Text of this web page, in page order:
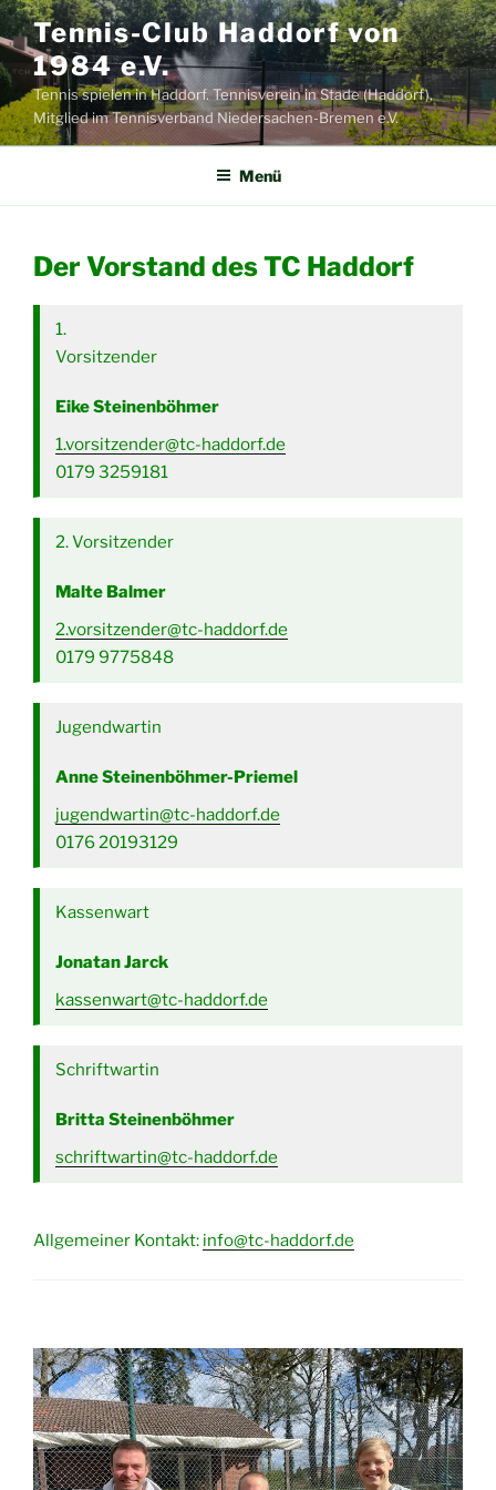
Zum
Inhalt
springen
Tennis-Club Haddorf von
1984 e.V.
Tennis spielen in Haddorf. Tennisverein in Stade (Haddorf),
Mitglied im Tennisverband Niedersachen-Bremen e.V.
Menü
Der Vorstand des TC Haddorf
1.
Vorsitzender
Eike Steinenböhmer
1.vorsitzender@tc-haddorf.de
0179 3259181
2. Vorsitzender
Malte Balmer
2.vorsitzender@tc-haddorf.de
0179 9775848
Jugendwartin
Anne Steinenböhmer-Priemel
jugendwartin@tc-haddorf.de
0176 20193129
Kassenwart
Jonatan Jarck
kassenwart@tc-haddorf.de
Schriftwartin
Britta Steinenböhmer
schriftwartin@tc-haddorf.de
Allgemeiner Kontakt: info@tc-haddorf.de